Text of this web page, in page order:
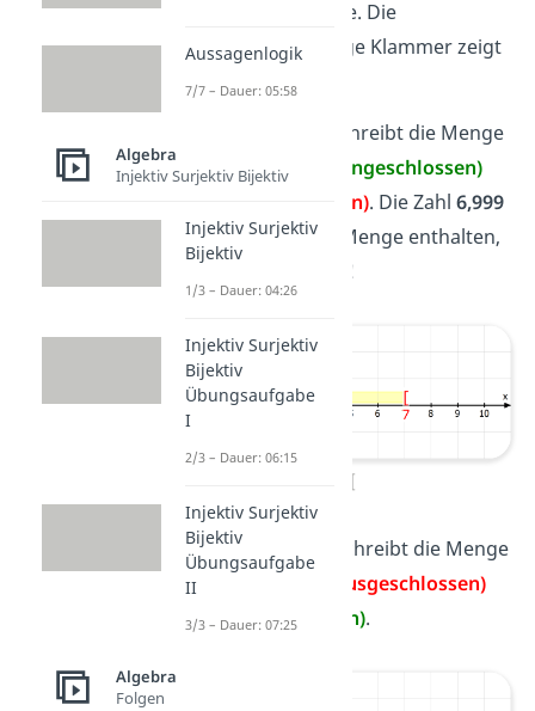
Intervallschreibweise. Die
entsprechende eckige Klammer zeigt
dann nach außen
beschreibt die Menge
aller Zahlen von
2 (eingeschlossen)
(ausgeschlossen). Die Zahl6,999
ist also noch in der Menge enthalten,
die Zahl
aber nicht!
[2;7[
Beispiel 2:
beschreibt die Menge
aller Zahlen von
2 (ausgeschlossen)
bis7 (eingeschlossen).
Aussagenlogik
7/7 – Dauer: 05:58
Algebra
Injektiv Surjektiv Bijektiv
Injektiv Surjektiv
Bijektiv
1/3 – Dauer: 04:26
Injektiv Surjektiv
Bijektiv
Übungsaufgabe
I
2/3 – Dauer: 06:15
Injektiv Surjektiv
Bijektiv
Übungsaufgabe
II
3/3 – Dauer: 07:25
Algebra
Folgen